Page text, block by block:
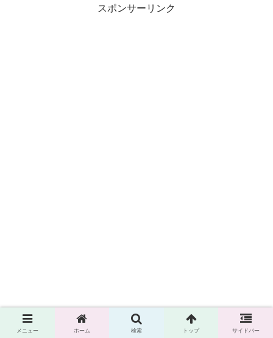
スポンサーリンク
メニュー ホーム 検索 トップ サイドバー